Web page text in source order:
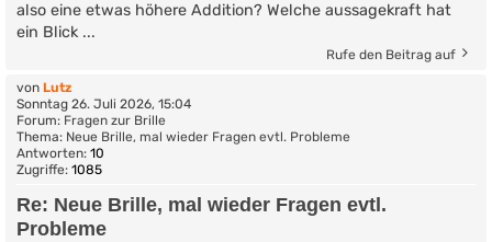
also eine etwas höhere Addition? Welche aussagekraft hat
ein Blick ...
Rufe den Beitrag auf
von Lutz
Sonntag 26. Juli 2026, 15:04
Forum: Fragen zur Brille
Thema: Neue Brille, mal wieder Fragen evtl. Probleme
Antworten: 10
Zugriffe: 1085
Re: Neue Brille, mal wieder Fragen evtl.
Probleme